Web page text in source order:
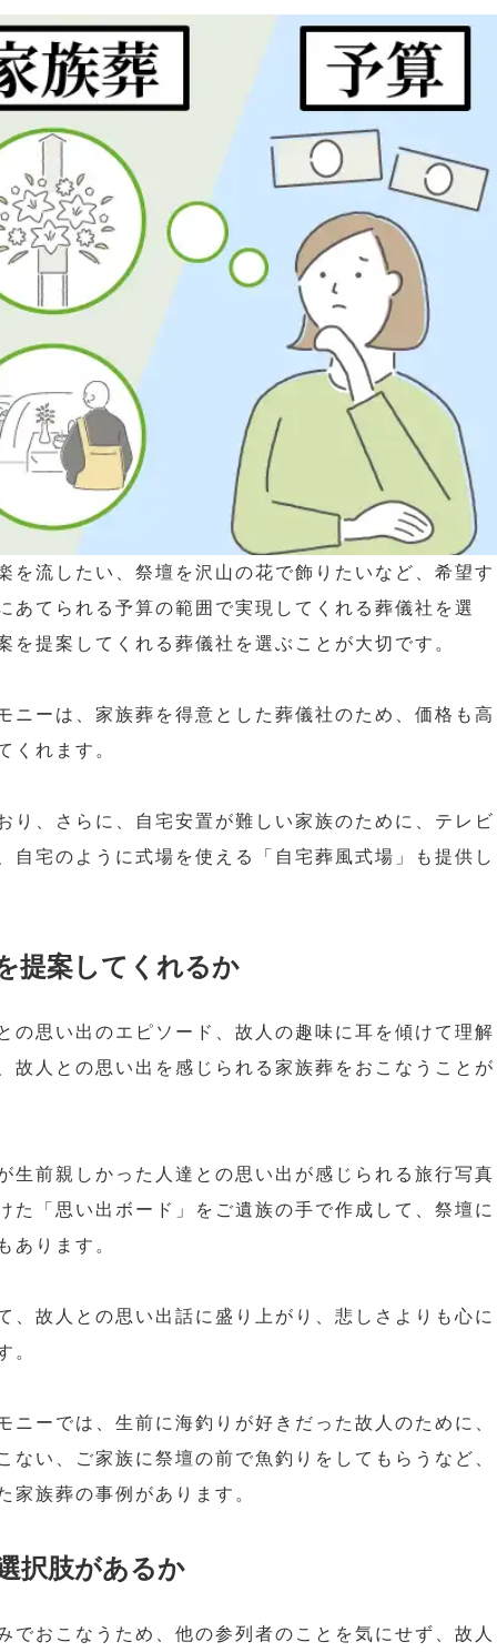
を流したい、祭壇を沢山の花で飾りたいなど、希望す
あてられる予算の範囲で実現してくれる葬儀社を選
を提案してくれる葬儀社を選ぶことが大切です。
ニーは、家族葬を得意とした葬儀社のため、価格も高
くれます。
り、さらに、自宅安置が難しい家族のために、テレビ
自宅のように式場を使える「自宅葬風式場」も提供し
提案してくれるか
の思い出のエピソード、故人の趣味に耳を傾けて理解
故人との思い出を感じられる家族葬をおこなうことが
生前親しかった人達との思い出が感じられる旅行写真
た「思い出ボード」をご遺族の手で作成して、祭壇に
あります。
、故人との思い出話に盛り上がり、悲しさよりも心に
。
ニーでは、生前に海釣りが好きだった故人のために、
ない、ご家族に祭壇の前で魚釣りをしてもらうなど、
家族葬の事例があります。
択肢があるか
でおこなうため、他の参列者のことを気にせず、故人